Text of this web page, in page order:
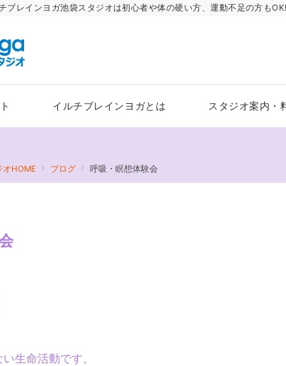
ブレインヨガ池袋スタジオは初心者や体の硬い方、運動不足の方も
イルチブレインヨガとは スタジオ案内・
オHOME ブログ 呼吸・瞑想体験会
生命活動です。